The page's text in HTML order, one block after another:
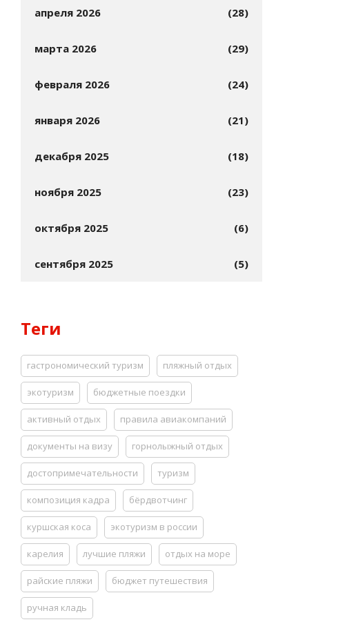
апреля 2026 (28)
марта 2026 (29)
февраля 2026 (24)
января 2026 (21)
декабря 2025 (18)
ноября 2025 (23)
октября 2025 (6)
сентября 2025 (5)
Теги
гастрономический туризм пляжный отдых
экотуризм бюджетные поездки
активный отдых правила авиакомпаний
документы на визу горнолыжный отдых
достопримечательности туризм
композиция кадра бёрдвотчинг
куршская коса экотуризм в россии
карелия лучшие пляжи отдых на море
райские пляжи бюджет путешествия
ручная кладь